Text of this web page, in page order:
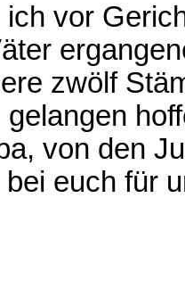
vor
zwölf
gelangen
von den
euch für